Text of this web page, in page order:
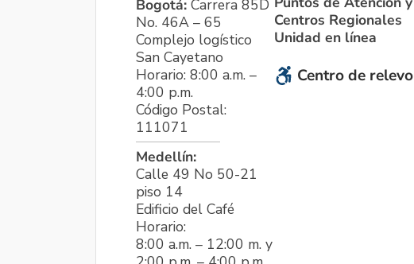
Bogotá: Carrera 85D
No. 46A – 65
Complejo logístico
San Cayetano
Horario: 8:00 a.m. –
4:00 p.m.
Código Postal:
111071
Medellín:
Calle 49 No 50-21
piso 14
Edificio del Café
Horario:
8:00 a.m. – 12:00 m. y
Centros Regionales
Unidad en línea
Centro de relevo